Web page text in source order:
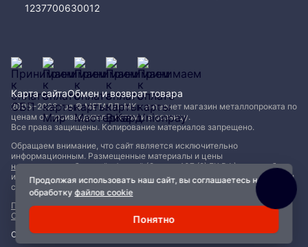
Продолжая использовать наш сайт, вы соглашаетесь на
обработкуфайлов cookie
Понятно
1237700630012
2005−2026 год © МЕТАЛЛ-МК - интернет магазин металлопроката по
ценам от производителя, оптом и в розницу.
Все права защищены. Копирование материалов запрещено.
Обращаем внимание, что сайт является исключительно
информационным. Размещенные материалы и цены
не являются публичной офертой (Статья 437 (2) ГК РФ)и могут быть
изменены без уведомления. Для уточнения наличия, характеристик и
стоимости материалов обращайтесь в офисы продаж.
Политика конфиденциальности|Пользовательское соглашение|
Обработка файлов Cookie
Сделано с ❤️
Карта сайтаОбмен и возврат товара